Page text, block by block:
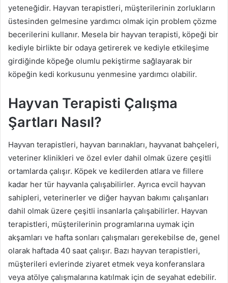
yeteneğidir. Hayvan terapistleri, müşterilerinin zorlukların
üstesinden gelmesine yardımcı olmak için problem çözme
becerilerini kullanır. Mesela bir hayvan terapisti, köpeği bir
kediyle birlikte bir odaya getirerek ve kediyle etkileşime
girdiğinde köpeğe olumlu pekiştirme sağlayarak bir
köpeğin kedi korkusunu yenmesine yardımcı olabilir.
Hayvan Terapisti Çalışma
Şartları Nasıl?
Hayvan terapistleri, hayvan barınakları, hayvanat bahçeleri,
veteriner klinikleri ve özel evler dahil olmak üzere çeşitli
ortamlarda çalışır. Köpek ve kedilerden atlara ve fillere
kadar her tür hayvanla çalışabilirler. Ayrıca evcil hayvan
sahipleri, veterinerler ve diğer hayvan bakımı çalışanları
dahil olmak üzere çeşitli insanlarla çalışabilirler. Hayvan
terapistleri, müşterilerinin programlarına uymak için
akşamları ve hafta sonları çalışmaları gerekebilse de, genel
olarak haftada 40 saat çalışır. Bazı hayvan terapistleri,
müşterileri evlerinde ziyaret etmek veya konferanslara
veya atölye çalışmalarına katılmak için de seyahat edebilir.